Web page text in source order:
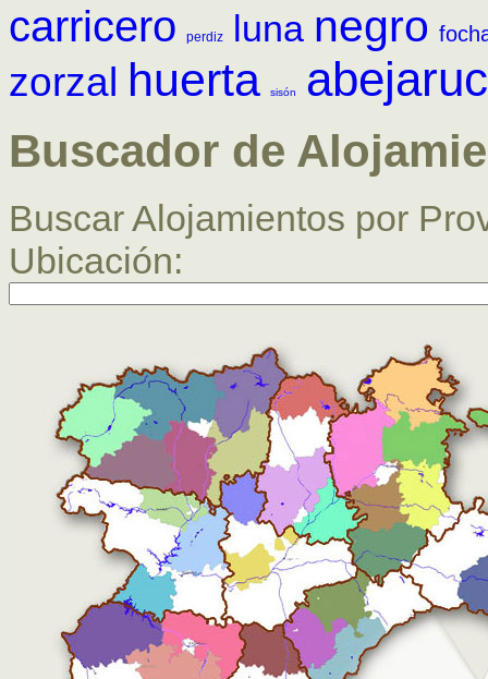
carricero perdiz luna negro
zorzal huerta sisón
Buscador de
Buscar Alojamientos por
Ubicación: